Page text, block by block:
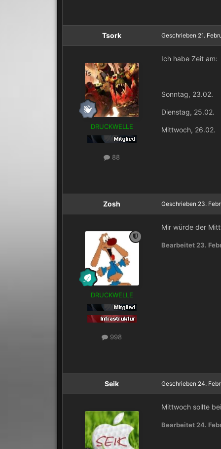
Tsork
DRUCKWELLE
88
Geschrieben 21.
Ich habe Zeit am:
Sonntag, 23.02.
Dienstag, 25.02.
Mittwoch, 26.02.
Zosh
DRUCKWELLE
998
Geschrieben 23.
Mir würde der
Bearbeitet 23.
Seik Geschrieben 24.
Mittwoch sollte
Bearbeitet 24.